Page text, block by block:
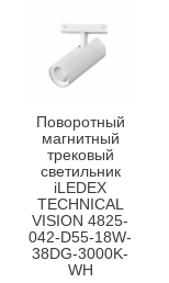
Поворотный
магнитный
трековый
светильник
iLEDEX
TECHNICAL
VISION 4825-
042-D55-18W-
38DG-3000K-
WH